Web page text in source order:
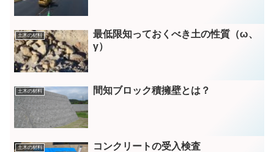
土木の材料
最低限知っておくべき土の性質（ω、
γ）
土木の材料 間知ブロック積擁壁とは？
土木の材料 コンクリートの受入検査